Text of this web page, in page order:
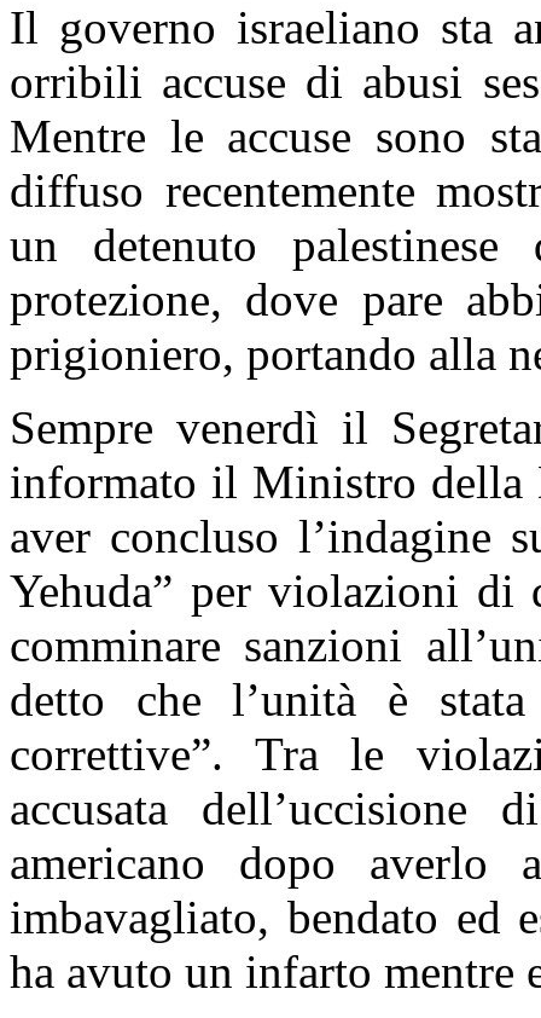
Il governo israeliano sta
orribili accuse di abusi
Mentre le accuse sono
diffuso recentemente
un detenuto
protezione, dove pare
prigioniero, portando alla
Sempre venerdì il
informato il Ministro della
aver concluso l’indagine
Yehuda” per violazioni
comminare sanzioni
detto che l’unità è
correttive”. Tra le
accusata dell’uccisione
americano dopo averlo
imbavagliato, bendato ed
ha avuto un infarto mentre